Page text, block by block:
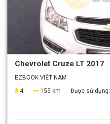
Chevrolet Cruze LT 2017
EZBOOK VIỆT NAM
4
155 km Được sử dụng: